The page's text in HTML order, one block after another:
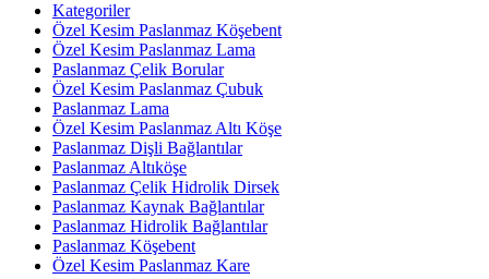
Kategoriler
Özel Kesim Paslanmaz Köşebent
Özel Kesim Paslanmaz Lama
Paslanmaz Çelik Borular
Özel Kesim Paslanmaz Çubuk
Paslanmaz Lama
Özel Kesim Paslanmaz Altı Köşe
Paslanmaz Dişli Bağlantılar
Paslanmaz Altıköşe
Paslanmaz Çelik Hidrolik Dirsek
Paslanmaz Kaynak Bağlantılar
Paslanmaz Hidrolik Bağlantılar
Paslanmaz Köşebent
Özel Kesim Paslanmaz Kare